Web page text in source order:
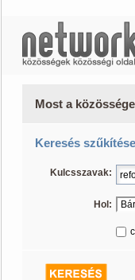
Most a
Keresés szűkítése
Kulcsszavak:
Hol: